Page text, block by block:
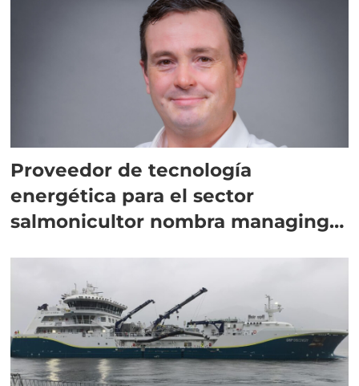
Proveedor de tecnología
energética para el sector
salmonicultor nombra managing